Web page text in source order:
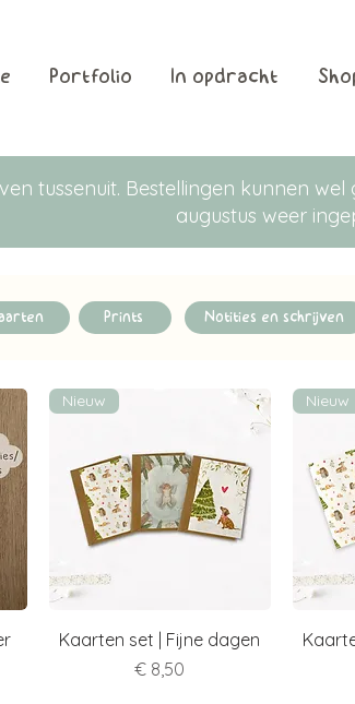
Portfolio In opdracht
tussenuit. Bestellingen kunnen
augustus weer
Prints Notities en schrijven
Snel overzicht
Nieuw
Kaarten set | Fijne dagen
Prijs
€ 8,50
Nieuw